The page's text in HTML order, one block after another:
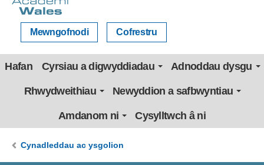
Mewngofnodi Cofrestru
Hafan Cyrsiau a digwyddiadau Adnoddau dysgu
Rhwydweithiau Newyddion a safbwyntiau
Amdanom ni Cysylltwch â ni
Cynadleddau ac ysgolion